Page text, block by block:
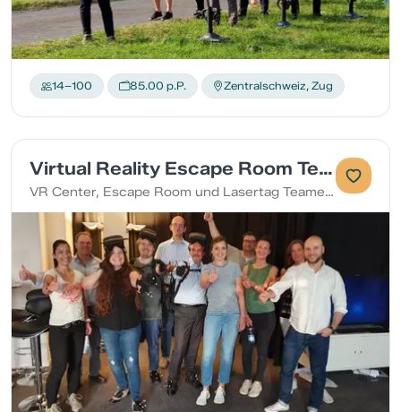
14–100 85.00 p.P. Zentralschweiz, Zug
Virtual Reality Escape Room Teamevent mit Catering
VR Center, Escape Room und Lasertag Teamevent